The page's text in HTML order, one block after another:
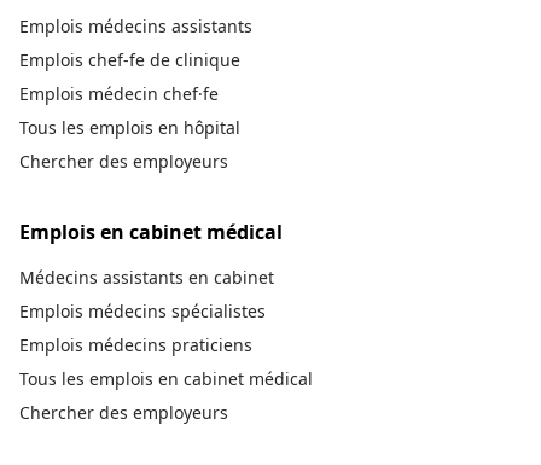
Emplois médecins assistants
Emplois chef-fe de clinique
Emplois médecin chef·fe
Tous les emplois en hôpital
Chercher des employeurs
Emplois en cabinet médical
Médecins assistants en cabinet
Emplois médecins spécialistes
Emplois médecins praticiens
Tous les emplois en cabinet médical
Chercher des employeurs